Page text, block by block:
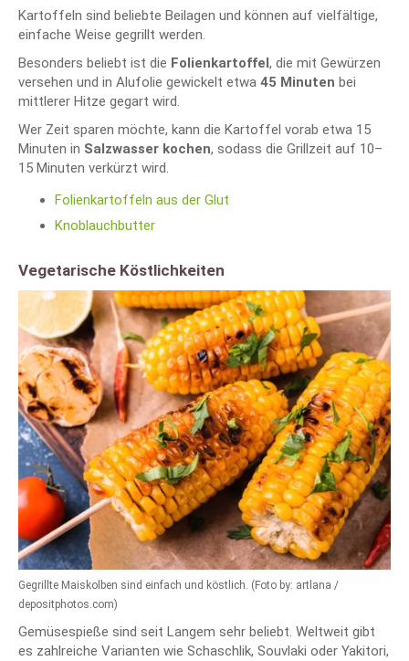
Kartoffeln sind beliebte Beilagen und können auf vielfältige,
einfache Weise gegrillt werden.
Besonders beliebt ist die Folienkartoffel , die mit Gewürzen
versehen und in Alufolie gewickelt etwa 45 Minuten bei
mittlerer Hitze gegart wird.
Wer Zeit sparen möchte, kann die Kartoffel vorab etwa 15
Minuten in Salzwasser kochen, sodass die Grillzeit auf 10–
15 Minuten verkürzt wird.
Folienkartoffeln aus der Glut
Knoblauchbutter
Vegetarische Köstlichkeiten
Gegrillte Maiskolben sind einfach und köstlich. (Foto by: artlana /
depositphotos.com)
Gemüsespieße sind seit Langem sehr beliebt. Weltweit gibt
es zahlreiche Varianten wie Schaschlik, Souvlaki oder Yakitori,